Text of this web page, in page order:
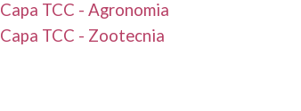
Capa TCC - Agronomia
Capa TCC - Zootecnia